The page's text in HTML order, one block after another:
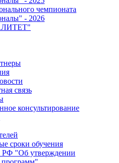
чемпионата
- 2026
связь
консультирование
сроки обучения
"Об утверждении